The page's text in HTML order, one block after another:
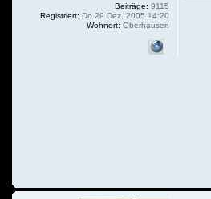
Beiträge: 9115
Registriert: Do 29 Dez, 2005 14:20
Wohnort: Oberhausen